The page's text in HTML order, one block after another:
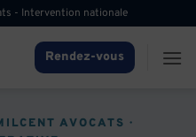
- Intervention nationale
Rendez-vous
AVOCATS ·